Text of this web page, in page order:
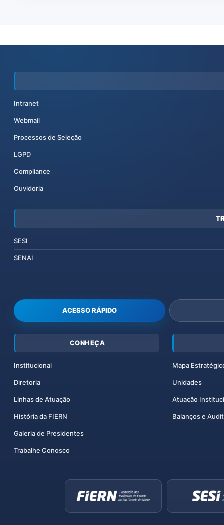
Intranet
Webmail
Processos de Seleção
LGPD
Compliance
Ouvidoria
SESI
SENAI
ACESSO RÁPIDO
CONHEÇA
Institucional
Diretoria
Linhas de Atuação
História da FIERN
Galeria de Presidentes
Trabalhe Conosco
Mapa
Unidades
Atuação
Balanços e